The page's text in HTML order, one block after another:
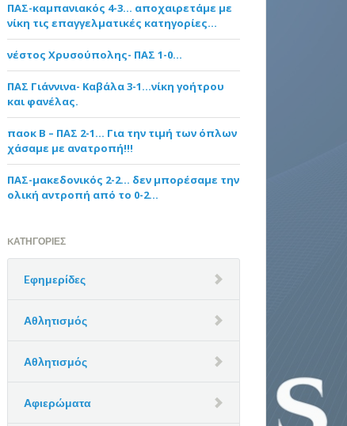
ΠΑΣ-καμπανιακός 4-3… αποχαιρετάμε με
νίκη τις επαγγελματικές κατηγορίες…
νέστος Χρυσούπολης- ΠΑΣ 1-0…
ΠΑΣ Γιάννινα- Καβάλα 3-1…νίκη γοήτρου
και φανέλας.
παοκ Β – ΠΑΣ 2-1… Για την τιμή των όπλων
χάσαμε με ανατροπή!!!
ΠΑΣ-μακεδονικός 2-2… δεν μπορέσαμε την
ολική αντροπή από το 0-2…
KΑΤΗΓΟΡΊΕΣ
Eφημερίδες
Αθλητισμός
Αθλητισμός
Αφιερώματα